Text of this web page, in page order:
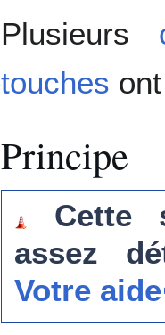
Plusieurs
touches
Principe
Cette
assez
Votre aide